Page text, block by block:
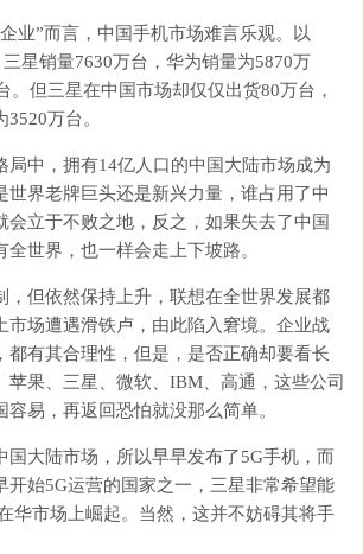
业”而言，中国手机市场难言乐观。以
星销量7630万台，华为销量为5870万
。但三星在中国市场却仅仅出货80万台，
万台。
局中，拥有14亿人口的中国大陆市场成为
世界老牌巨头还是新兴力量，谁占用了中
会立于不败之地，反之，如果失去了中国
世界，也一样会走上下坡路。
，但依然保持上升，联想在全世界发展都
市场遭遇滑铁卢，由此陷入窘境。企业战
都有其合理性，但是，是否正确却要看长
苹果、三星、微软、IBM、高通，这些公司
易，再返回恐怕就没那么简单。
国大陆市场，所以早早发布了5G手机，而
开始5G运营的国家之一，三星非常希望能
华市场上崛起。当然，这并不妨碍其将手